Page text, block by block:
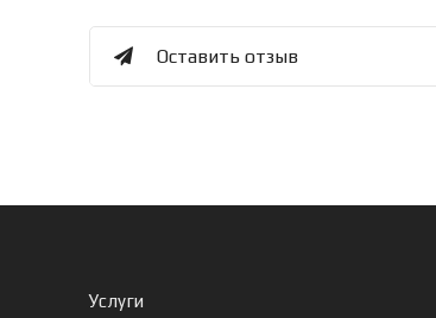
Оставить отзыв
Услуги